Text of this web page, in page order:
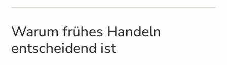
Warum frühes Handeln
entscheidend ist